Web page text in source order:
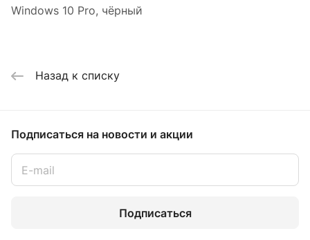
Windows 10 Pro, чёрный
Назад к списку
Подписаться на новости и акции
Подписаться